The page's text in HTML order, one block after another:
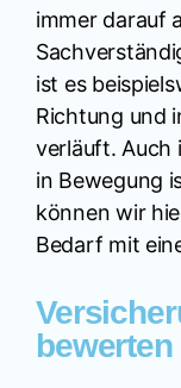
immer darauf
ist es
Richtung und
verläuft. Auch
in Bewegung
können wir
Bedarf mit
bewerten